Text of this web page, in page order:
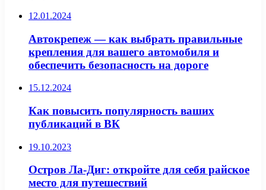
12.01.2024
Автокрепеж — как выбрать правильные
крепления для вашего автомобиля и
обеспечить безопасность на дороге
15.12.2024
Как повысить популярность ваших
публикаций в ВК
19.10.2023
Остров Ла-Диг: откройте для себя райское
место для путешествий